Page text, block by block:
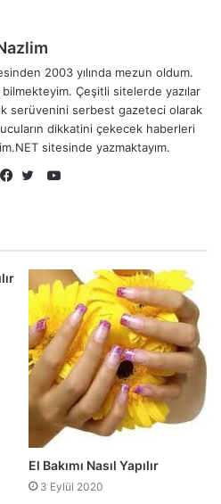
2003 yılında mezun oldum.
Çeşitli sitelerde yazılar
serüvenini serbest gazeteci olarak
dikkatini çekecek haberleri
sitesinde yazmaktayım.
YouTube
El Bakımı Nasıl Yapılır
3 Eylül 2020